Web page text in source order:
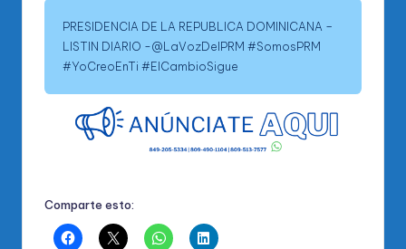
PRESIDENCIA DE LA REPUBLICA DOMINICANA –
LISTIN DIARIO -@LaVozDelPRM #SomosPRM
#YoCreoEnTi #ElCambioSigue
Comparte esto: